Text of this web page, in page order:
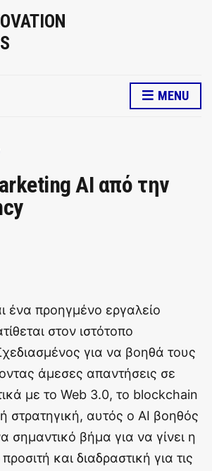
MENU
AI από την
ένα προηγμένο εργαλείο
στον ιστότοπο
για να βοηθά τους
άμεσες απαντήσεις σε
με το Web 3.0, το blockchain
στρατηγική, αυτός ο ΑΙ βοηθός
σημαντικό βήμα για να γίνει η
και διαδραστική για τις